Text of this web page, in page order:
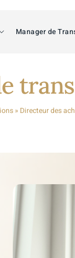
Manager de
» Directeur des